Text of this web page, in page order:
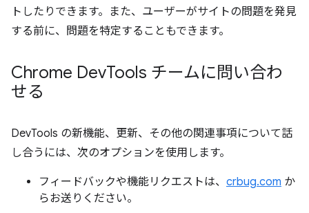
トしたりできます。また、ユーザーがサイトの問題を発見
する前に、問題を特定することもできます。
Chrome DevTools チームに問い合わ
せる
DevTools の新機能、更新、その他の関連事項について話
し合うには、次のオプションを使用します。
フィードバックや機能リクエストは、 crbug.com か
らお送りください。